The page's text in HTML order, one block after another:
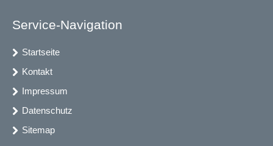
Service-Navigation
Startseite
Kontakt
Impressum
Datenschutz
Sitemap